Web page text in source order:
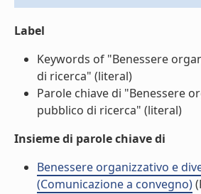
Label
Keywords of "Benessere
di ricerca" (literal)
Parole chiave di "Benessere
pubblico di ricerca" (literal)
Insieme di parole chiave di
Benessere organizzativo e
(Comunicazione a convegno)